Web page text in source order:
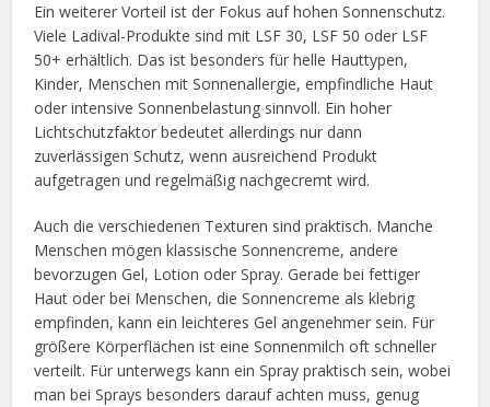
Ein weiterer Vorteil ist der Fokus auf hohen Sonnenschutz.
Viele Ladival-Produkte sind mit LSF 30, LSF 50 oder LSF
50+ erhältlich. Das ist besonders für helle Hauttypen,
Kinder, Menschen mit Sonnenallergie, empfindliche Haut
oder intensive Sonnenbelastung sinnvoll. Ein hoher
Lichtschutzfaktor bedeutet allerdings nur dann
zuverlässigen Schutz, wenn ausreichend Produkt
aufgetragen und regelmäßig nachgecremt wird.
Auch die verschiedenen Texturen sind praktisch. Manche
Menschen mögen klassische Sonnencreme, andere
bevorzugen Gel, Lotion oder Spray. Gerade bei fettiger
Haut oder bei Menschen, die Sonnencreme als klebrig
empfinden, kann ein leichteres Gel angenehmer sein. Für
größere Körperflächen ist eine Sonnenmilch oft schneller
verteilt. Für unterwegs kann ein Spray praktisch sein, wobei
man bei Sprays besonders darauf achten muss, genug